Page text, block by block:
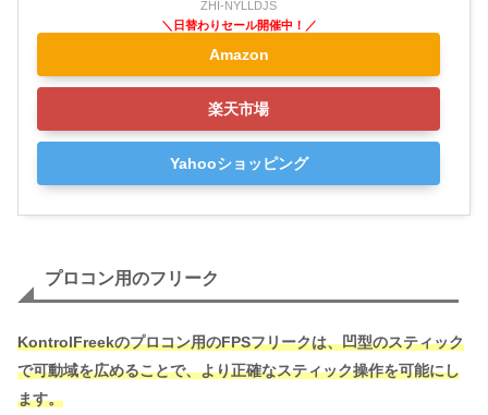
ZHI-NYLLDJS
Amazon
楽天市場
Yahooショッピング
プロコン用のフリーク
KontrolFreekのプロコン用のFPSフリークは、凹型のスティック
で可動域を広めることで、より正確なスティック操作を可能にし
ます。